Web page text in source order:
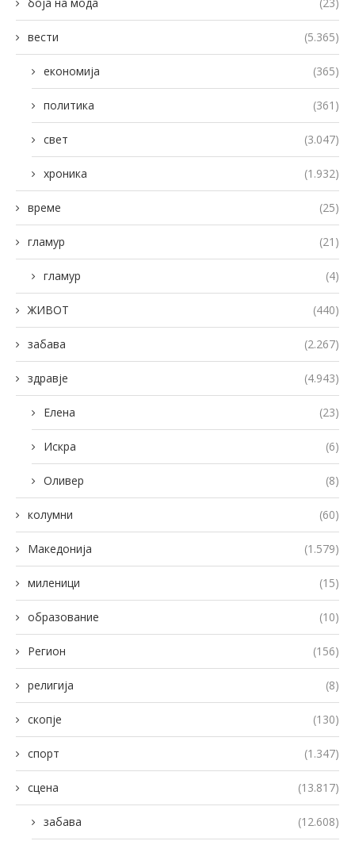
вести (5.365)
економија (365)
политика (361)
свет (3.047)
хроника (1.932)
време (25)
гламур (21)
гламур (4)
ЖИВОТ (440)
забава (2.267)
здравје (4.943)
Елена (23)
Искра (6)
Оливер (8)
колумни (60)
Македонија (1.579)
миленици (15)
образование (10)
Регион (156)
религија (8)
скопје (130)
спорт (1.347)
сцена (13.817)
забава (12.608)